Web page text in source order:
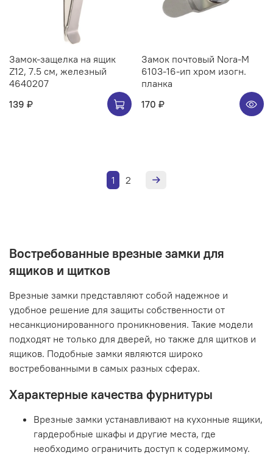
Замок-защелка на ящик
Z12, 7.5 см, железный
4640207
139 ₽
Замок почтовый Nora-M
6103-16-ип хром изогн.
планка
170 ₽
1 2
Востребованные врезные замки для
ящиков и щитков
Врезные замки представляют собой надежное и
удобное решение для защиты собственности от
несанкционированного проникновения. Такие модели
подходят не только для дверей, но также для щитков и
ящиков. Подобные замки являются широко
востребованными в самых разных сферах.
Характерные качества фурнитуры
Врезные замки устанавливают на кухонные ящики,
гардеробные шкафы и другие места, где
необходимо ограничить доступ к содержимому.